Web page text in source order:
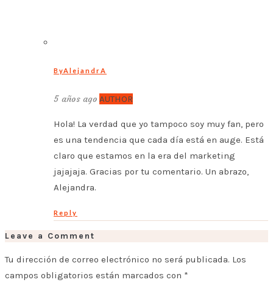
ByAlejandrA
5 años ago AUTHOR
Hola! La verdad que yo tampoco soy muy fan, pero
es una tendencia que cada día está en auge. Está
claro que estamos en la era del marketing
jajajaja. Gracias por tu comentario. Un abrazo,
Alejandra.
Reply
Leave a Comment
Tu dirección de correo electrónico no será publicada. Los
campos obligatorios están marcados con *